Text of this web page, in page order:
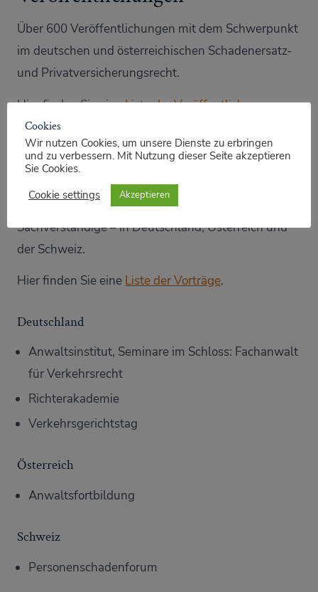
Über 600 Veröffentlichungen mit dem Schwerpunkt
im deutschen und österreichischen Schadenersatz-
und Privatversicherungsrecht.
Hier finden Sie eineListe der Veröffentlichungen.
Vorträge
Insbesondere Fortbildungsveranstaltungen für
Anwälte, Versicherungsjuristen, Richter, Kfz-
Sachverständige – in Deutschland, Österreich und
der Schweiz.
Hier finden Sie eine Liste der Vorträge.
Deutschland
Anwaltsinstitut, Seminare im Schloss: Fachanwalt
für Verkehrsrecht
Richterakademie
Verkehrsgerichtstag
Österreich
Anwaltsfortbildung
Schweiz
Personenschadenforum
Cookies
Wir nutzen Cookies, um unsere Dienste zu erbringen
und zu verbessern. Mit Nutzung dieser Seite akzeptieren
Sie Cookies.
Cookie settings
Akzeptieren